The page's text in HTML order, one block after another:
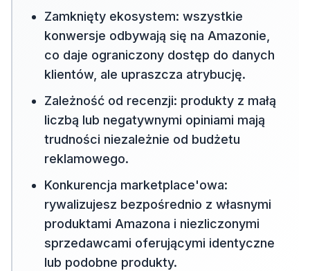
Zamknięty ekosystem: wszystkie
konwersje odbywają się na Amazonie,
co daje ograniczony dostęp do danych
klientów, ale upraszcza atrybucję.
Zależność od recenzji: produkty z małą
liczbą lub negatywnymi opiniami mają
trudności niezależnie od budżetu
reklamowego.
Konkurencja marketplace'owa:
rywalizujesz bezpośrednio z własnymi
produktami Amazona i niezliczonymi
sprzedawcami oferującymi identyczne
lub podobne produkty.